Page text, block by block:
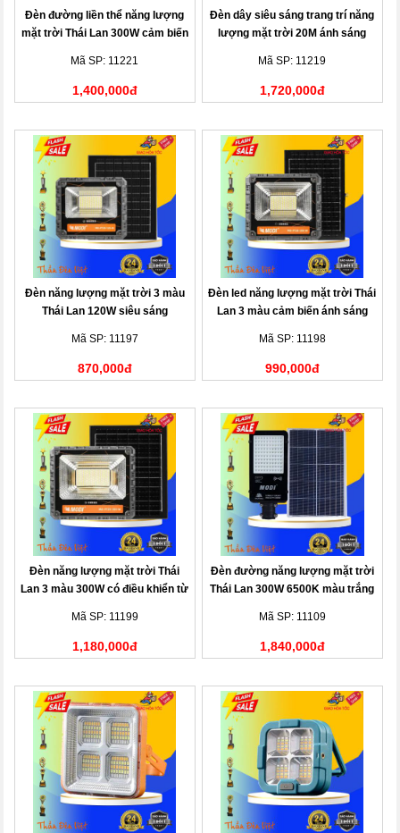
Đèn đường liền thể năng lượng
mặt trời Thái Lan 300W cảm biến
Mã SP: 11221
1,400,000đ
Đèn dây siêu sáng trang trí năng
lượng mặt trời 20M ánh sáng
Mã SP: 11219
1,720,000đ
Đèn năng lượng mặt trời 3 màu
Thái Lan 120W siêu sáng
Mã SP: 11197
870,000đ
Đèn led năng lượng mặt trời Thái
Lan 3 màu cảm biến ánh sáng
Mã SP: 11198
990,000đ
Đèn năng lượng mặt trời Thái
Lan 3 màu 300W có điều khiển từ
Mã SP: 11199
1,180,000đ
Đèn đường năng lượng mặt trời
Thái Lan 300W 6500K màu trắng
Mã SP: 11109
1,840,000đ